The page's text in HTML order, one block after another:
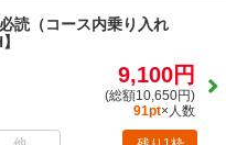
読（コース内乗り入れ
9,100円
(総額10,650円)
91pt×人数